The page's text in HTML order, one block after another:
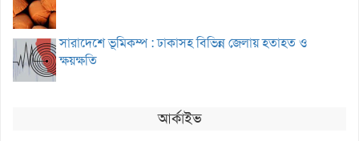
সারাদেশে ভূমিকম্প : ঢাকাসহ বিভিন্ন জেলায় হতাহত ও
ক্ষয়ক্ষতি
আর্কাইভ